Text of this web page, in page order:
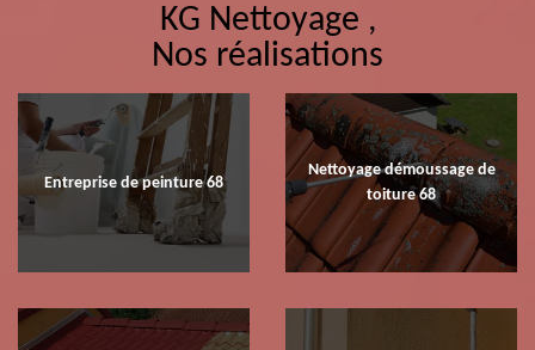
KG Nettoyage ,
Nos réalisations
Entreprise de peinture 68
Nettoyage démoussage de
toiture 68